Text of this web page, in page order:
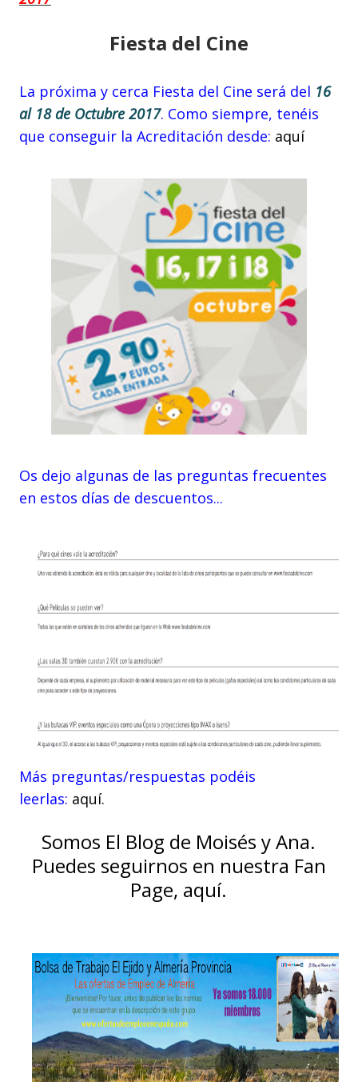
Fiesta del Cine
La próxima y cerca Fiesta del Cine será del 16
al 18 de Octubre 2017. Como siempre, tenéis
que conseguir la Acreditación desde: aquí
Os dejo algunas de las preguntas frecuentes
en estos días de descuentos...
Más preguntas/respuestas podéis
leerlas: aquí.
Somos El Blog de Moisés y Ana.
Puedes seguirnos en nuestra Fan
Page, aquí.